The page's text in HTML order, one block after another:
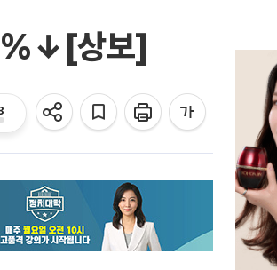
상보]